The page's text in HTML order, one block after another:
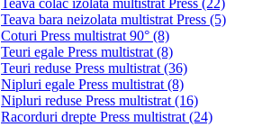
Teava colac izolata multistrat Press (22)
Teava bara neizolata multistrat Press (5)
Coturi Press multistrat 90° (8)
Teuri egale Press multistrat (8)
Teuri reduse Press multistrat (36)
Nipluri egale Press multistrat (8)
Nipluri reduse Press multistrat (16)
Racorduri drepte Press multistrat (24)